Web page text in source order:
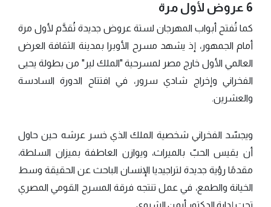
6 عروض لأول مرة
كما تُفتح أبواب المهرجان لستة عروض جديدة تُقدَّم لأول مرة
أمام الجمهور، إذ يشهد مسرح الأوبرا بمدينة الثقافة العرض
العالمي الأول خارج مصر لمسرحية "الملك لير" من بطولة يحيى
الفخراني وإخراج شادي سرور، في افتتاح الدورة السادسة
والعشرين.
ويجسّد الفخراني شخصية الملك الذي خسر عرشه حين حاول
أن يقيس الحبّ بالميراث، ويوازن العاطفة بميزان السلطة،
مقدمًا رؤية جديدة لتراجيديا الإنسان الباحث عن الحقيقة وسط
الخيانة والطمع، في عمل تنتجه فرقة المسرح القومي المصري
تحت إدارة الدكتور أيمن الشيوي.